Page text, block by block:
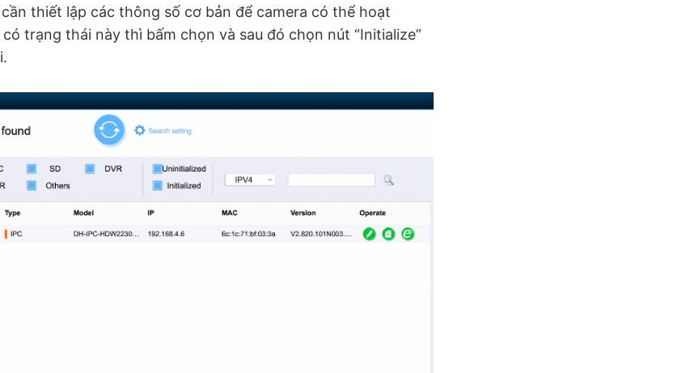
thiết lập các thông số cơ bản để camera có thể hoạt
trạng thái này thì bấm chọn và sau đó chọn nút “Initialize”